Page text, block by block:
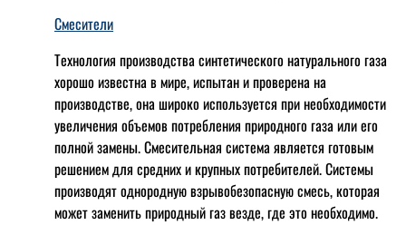
Смесители
Технология производства синтетического натурального газа
хорошо известна в мире, испытан и проверена на
производстве, она широко используется при необходимости
увеличения объемов потребления природного газа или его
полной замены. Смесительная система является готовым
решением для средних и крупных потребителей. Системы
производят однородную взрывобезопасную смесь, которая
может заменить природный газ везде, где это необходимо.